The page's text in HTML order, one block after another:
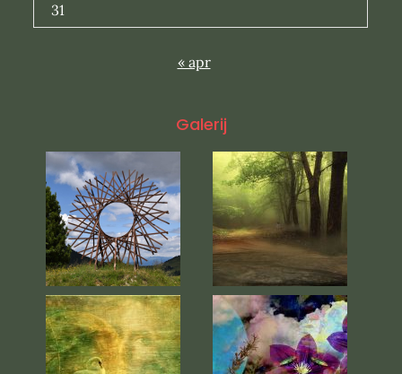
31
« apr
Galerij